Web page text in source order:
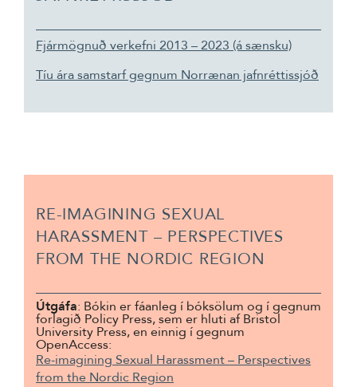
Fjármögnuð verkefni 2013 – 2023 (á sænsku)
Tíu ára samstarf gegnum Norrænan jafnréttissjóð
RE-IMAGINING SEXUAL
HARASSMENT – PERSPECTIVES
FROM THE NORDIC REGION
Útgáfa: Bókin er fáanleg í bóksölum og í gegnum
forlagið Policy Press, sem er hluti af Bristol
University Press, en einnig í gegnum
OpenAccess:
Re-imagining Sexual Harassment – Perspectives
from the Nordic Region